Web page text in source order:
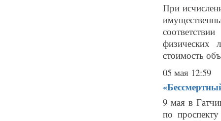
При
физических
стоимость
05 мая 12:59
9 мая в
по